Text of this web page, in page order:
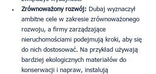
Zrównoważony rozwój: Dubaj wyznaczył
ambitne cele w zakresie zrównoważonego
rozwoju, a firmy zarządzające
nieruchomościami podejmują kroki, aby się
do nich dostosować. Na przykład używają
bardziej ekologicznych materiałów do
konserwacji i napraw, instalują